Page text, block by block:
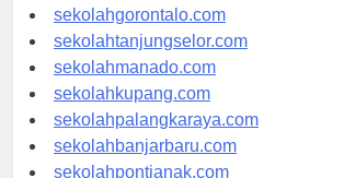
sekolahkendari.com
sekolahgorontalo.com
sekolahtanjungselor.com
sekolahmanado.com
sekolahkupang.com
sekolahpalangkaraya.com
sekolahbanjarbaru.com